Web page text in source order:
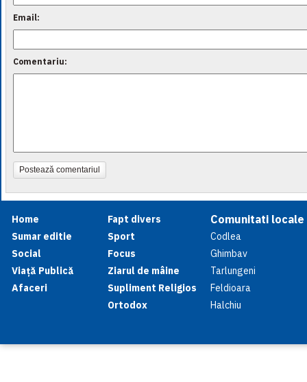
Email:
Comentariu:
Postează comentariul
Home
Sumar editie
Social
Viață Publică
Afaceri
Fapt divers
Sport
Focus
Ziarul de mâine
Supliment Religios
Ortodox
Comunitati locale
Codlea
Ghimbav
Tarlungeni
Feldioara
Halchiu